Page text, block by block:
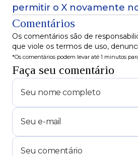
permitir o X novamente
Comentários
Os comentários são de
que viole os termos de uso,
*Os comentários podem levar até 1 minutos
Faça seu comentário